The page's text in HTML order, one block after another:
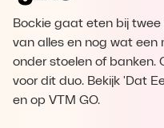
Bockie gaat eten bij
van alles en nog wat een
onder stoelen of banken.
voor dit duo. Bekijk 'Dat
en op VTM GO.